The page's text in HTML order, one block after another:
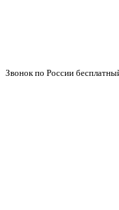
Звонок по России